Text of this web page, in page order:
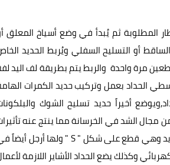
المطلوبة ثم يُبدأ في وضع أسياخ المعلق
أو التسليح السفلي ويُربط الحديد
مرة واحدة والربط يتم بطريقة لف اليد
الحداد بعمل وتركيب حديد الكمرات
ويوضع أخيراً حديد تسليح الشوك
مجال الشد في الخرسانة مما ينتج عنه
وهي قطع على شكل "S" ولها أرجل أيضاً
وكذلك يضع الحداد الأشاير اللازمة